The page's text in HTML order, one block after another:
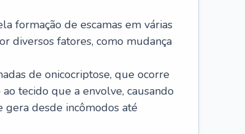
formação de escamas em várias
diversos fatores, como mudança
de onicocriptose, que ocorre
tecido que a envolve, causando
gera desde incômodos até